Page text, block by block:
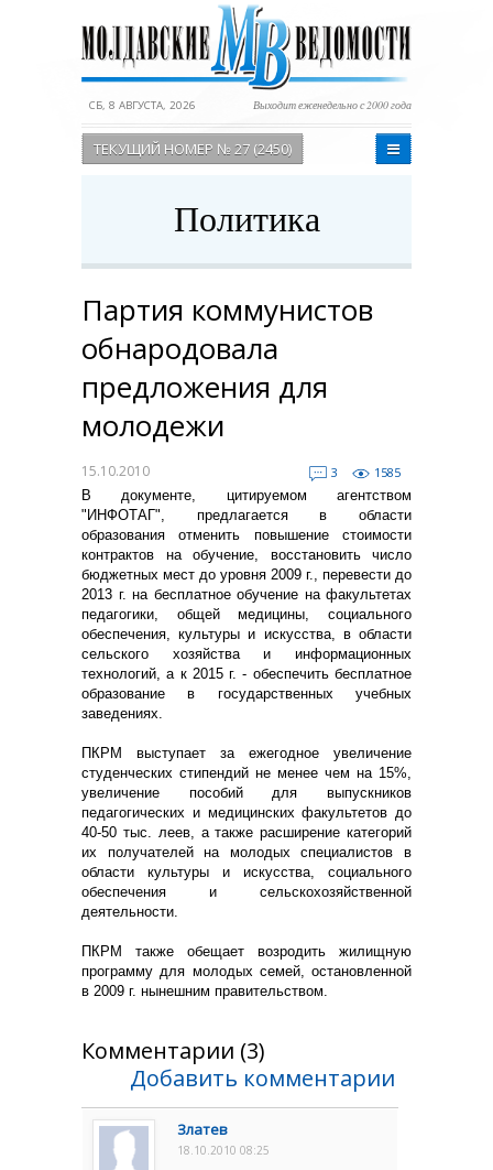
СБ, 8 АВГУСТА, 2026 Выходит еженедельно с 2000 года
ТЕКУЩИЙ НОМЕР № 27 (2450)
Политика
Партия коммунистов
обнародовала
предложения для
молодежи
15.10.2010 3
1585
В документе, цитируемом агентством
"ИНФОТАГ", предлагается в области
образования отменить повышение стоимости
контрактов на обучение, восстановить число
бюджетных мест до уровня 2009 г., перевести до
2013 г. на бесплатное обучение на факультетах
педагогики, общей медицины, социального
обеспечения, культуры и искусства, в области
сельского хозяйства и информационных
технологий, а к 2015 г. - обеспечить бесплатное
образование в государственных учебных
заведениях.
ПКРМ выступает за ежегодное увеличение
студенческих стипендий не менее чем на 15%,
увеличение пособий для выпускников
педагогических и медицинских факультетов до
40-50 тыс. леев, а также расширение категорий
их получателей на молодых специалистов в
области культуры и искусства, социального
обеспечения и сельскохозяйственной
деятельности.
ПКРМ также обещает возродить жилищную
программу для молодых семей, остановленной
в 2009 г. нынешним правительством.
Комментарии (3)
Добавить комментарии
Златев
18.10.2010 08:25